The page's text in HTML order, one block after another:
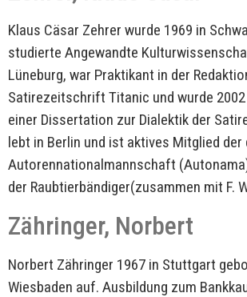
Klaus Cäsar Zehrer wurde 1969 in
studierte Angewandte
Lüneburg, war Praktikant in der
Satirezeitschrift Titanic und wurde
einer Dissertation zur Dialektik der
lebt in Berlin und ist aktives Mitglied der
Autorennationalmannschaft
der Raubtierbändiger(zusammen mit F.
Zähringer, Norbert
Norbert Zähringer 1967 in Stuttgart
Wiesbaden auf. Ausbildung zum